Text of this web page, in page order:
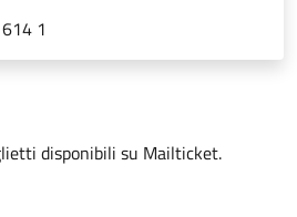
1
disponibili su Mailticket.